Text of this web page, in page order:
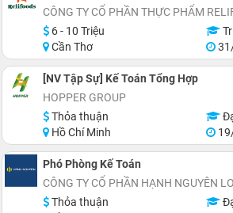
CÔNG TY CỔ PHẦN THỰC PHẨM
6 - 10 Triệu
Cần Thơ
[NV Tập Sự] Kế Toán Tổng Hợp
HOPPER GROUP
Thỏa thuận
Hồ Chí Minh
Phó Phòng Kế Toán
CÔNG TY CỔ PHẦN HẠNH NGUYÊN
Thỏa thuận